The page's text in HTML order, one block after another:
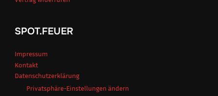
SPOT.FEUER
Impressum
Kontakt
Datenschutzerklärung
Privatsphäre-Einstellungen ändern